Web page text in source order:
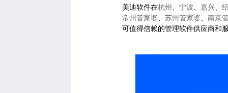
管家婆分销ERP V3
管家婆分销ERP V1
管家婆服装SII
管家婆服装普及
美迪软件在杭州 、 宁波、 嘉兴、
常州管家婆、 苏州管家婆、 南京
可值得信赖的管理软件供应商和